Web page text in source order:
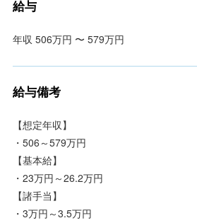
給与
年収 506万円 〜 579万円
給与備考
【想定年収】
・506～579万円
【基本給】
・23万円～26.2万円
【諸手当】
・3万円～3.5万円